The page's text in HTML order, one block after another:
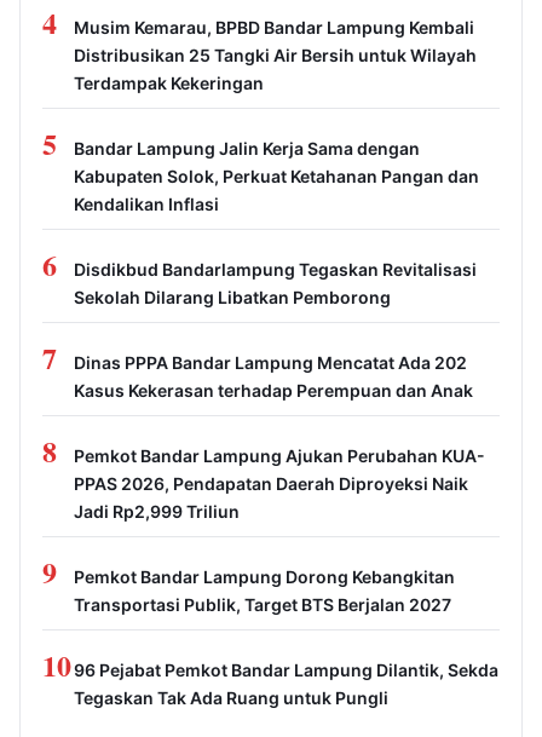
4
Musim Kemarau, BPBD Bandar Lampung Kembali
Distribusikan 25 Tangki Air Bersih untuk Wilayah
Terdampak Kekeringan
5
Bandar Lampung Jalin Kerja Sama dengan
Kabupaten Solok, Perkuat Ketahanan Pangan dan
Kendalikan Inflasi
6
Disdikbud Bandarlampung Tegaskan Revitalisasi
Sekolah Dilarang Libatkan Pemborong
7
Dinas PPPA Bandar Lampung Mencatat Ada 202
Kasus Kekerasan terhadap Perempuan dan Anak
8
Pemkot Bandar Lampung Ajukan Perubahan KUA-
PPAS 2026, Pendapatan Daerah Diproyeksi Naik
Jadi Rp2,999 Triliun
9
Pemkot Bandar Lampung Dorong Kebangkitan
Transportasi Publik, Target BTS Berjalan 2027
1096 Pejabat Pemkot Bandar Lampung Dilantik, Sekda
Tegaskan Tak Ada Ruang untuk Pungli